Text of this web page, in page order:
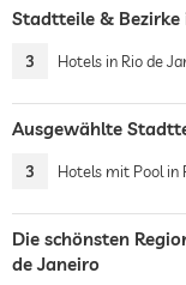
Stadtteile & Bezirke
3 Hotels in Rio de
Ausgewählte
3 Hotels mit Pool in
Die schönsten
de Janeiro